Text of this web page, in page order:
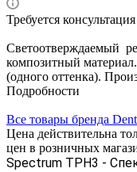
Требуется
Светоотверждаемый
композитный
(одного оттенка).
Подробности
Все товары бренда
Цена действительна
цен в розничных
Spectrum TPH3 -